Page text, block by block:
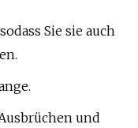
Sie sie auch
und